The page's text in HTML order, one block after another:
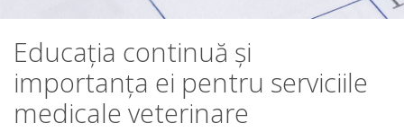
Educația continuă și
importanța ei pentru serviciile
medicale veterinare